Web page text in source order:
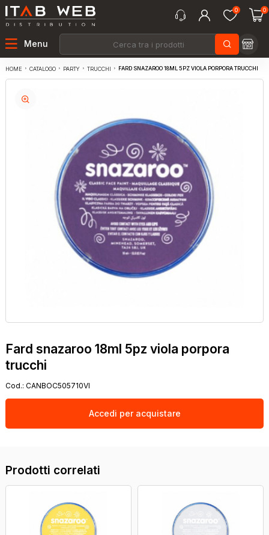
0 0
Menu
HOME CATALOGO PARTY TRUCCHI FARD SNAZAROO 18ML 5PZ VIOLA PORPORA TRUCCHI
Fard snazaroo 18ml 5pz viola porpora
trucchi
Cod.: CANBOC505710VI
Accedi per acquistare
Prodotti correlati